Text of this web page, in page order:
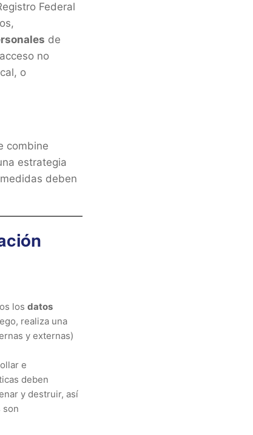
Federal
de
no
o
combine
estrategia
deben
losdatos
realiza una
y externas)
e
deben
y destruir, así
son